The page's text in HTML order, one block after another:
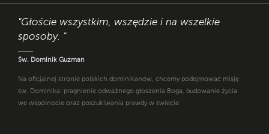
"Głoście wszystkim, wszędzie i na wszelkie
sposoby. "
Św. Dominik Guzman
Na oficjalnej stronie polskich dominikanów, chcemy podejmować misję
św. Dominika: pragnienie odważnego głoszenia Boga, budowanie życia
we wspólnocie oraz poszukiwania prawdy w świecie.